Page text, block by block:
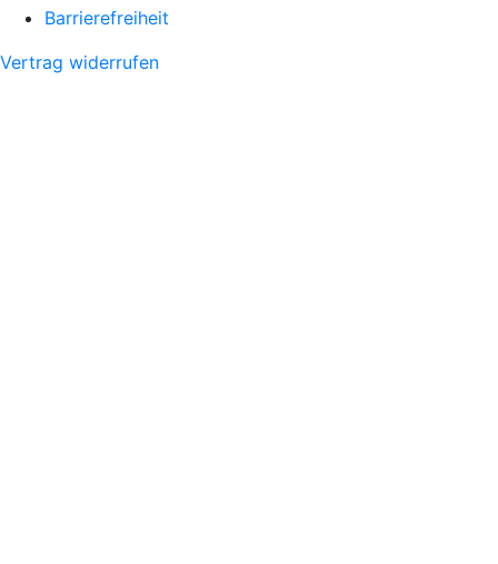
Barrierefreiheit
Vertrag widerrufen